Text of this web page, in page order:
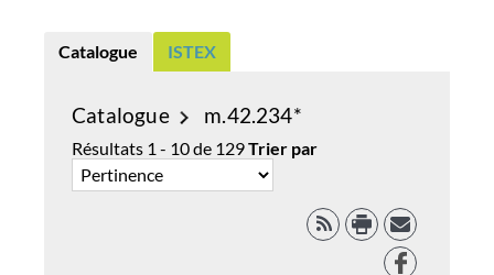
Catalogue ISTEX
Catalogue m.42.234*
Résultats 1 - 10de 129Trier par
RSS
Facebook